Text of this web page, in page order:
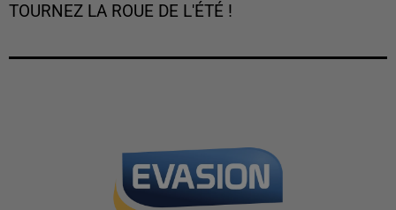
TOURNEZ LA ROUE DE L'ÉTÉ !